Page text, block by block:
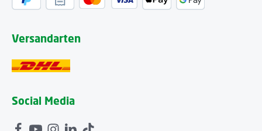
Versandarten
Social Media